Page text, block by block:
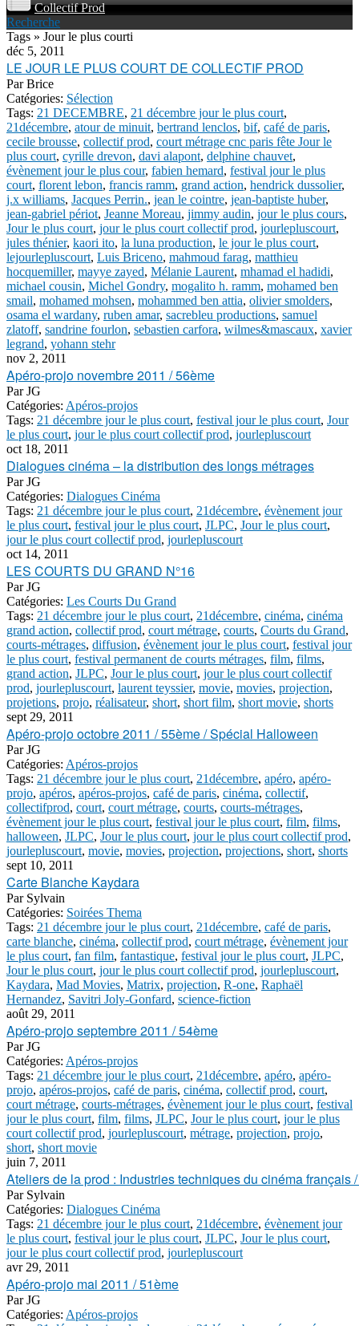
Collectif Prod
Recherche
Tags » Jour le plus courti
déc 5, 2011
LE JOUR LE PLUS COURT DE COLLECTIF PROD
ParBrice
Catégories: Sélection
Tags: 21 DECEMBRE, 21 décembre jour le plus court,
21décembre, atour de minuit, bertrand lenclos, bif, café de paris,
cecile brousse, collectif prod, court métrage cnc paris fête Jour le
plus court, cyrille drevon, davi alapont, delphine chauvet,
évènement jour le plus cour, fabien hemard, festival jour le plus
court, florent lebon, francis ramm, grand action, hendrick dussolier,
j.x williams, Jacques Perrin., jean le cointre, jean-baptiste huber,
jean-gabriel périot, Jeanne Moreau, jimmy audin, jour le plus cours,
Jour le plus court, jour le plus court collectif prod, jourlepluscourt,
jules thénier, kaori ito, la luna production, le jour le plus court,
lejourlepluscourt, Luis Briceno, mahmoud farag, matthieu
hocquemiller, mayye zayed, Mélanie Laurent, mhamad el hadidi,
michael cousin, Michel Gondry, mogalito h. ramm, mohamed ben
smail, mohamed mohsen, mohammed ben attia, olivier smolders,
osama el wardany, ruben amar, sacrebleu productions, samuel
zlatoff, sandrine fourlon, sebastien carfora, wilmes&mascaux, xavier
legrand, yohann stehr
nov 2, 2011
Apéro-projo novembre 2011 / 56ème
ParJG
Catégories: Apéros-projos
Tags: 21 décembre jour le plus court, festival jour le plus court, Jour
le plus court, jour le plus court collectif prod, jourlepluscourt
oct 18, 2011
Dialogues cinéma – la distribution des longs métrages
ParJG
Catégories: Dialogues Cinéma
Tags: 21 décembre jour le plus court, 21décembre, évènement jour
le plus court, festival jour le plus court, JLPC, Jour le plus court,
jour le plus court collectif prod, jourlepluscourt
oct 14, 2011
LES COURTS DU GRAND N°16
ParJG
Catégories: Les Courts Du Grand
Tags: 21 décembre jour le plus court, 21décembre, cinéma, cinéma
grand action, collectif prod, court métrage, courts, Courts du Grand,
courts-métrages, diffusion, évènement jour le plus court, festival jour
le plus court, festival permanent de courts métrages, film, films,
grand action, JLPC, Jour le plus court, jour le plus court collectif
prod, jourlepluscourt, laurent teyssier, movie, movies, projection,
projetions, projo, réalisateur, short, short film, short movie, shorts
sept 29, 2011
Apéro-projo octobre 2011 / 55ème / Spécial Halloween
ParJG
Catégories: Apéros-projos
Tags: 21 décembre jour le plus court, 21décembre, apéro, apéro-
projo, apéros, apéros-projos, café de paris, cinéma, collectif,
collectifprod, court, court métrage, courts, courts-métrages,
évènement jour le plus court, festival jour le plus court, film, films,
halloween, JLPC, Jour le plus court, jour le plus court collectif prod,
jourlepluscourt, movie, movies, projection, projections, short, shorts
sept 10, 2011
Carte Blanche Kaydara
ParSylvain
Catégories: Soirées Thema
Tags: 21 décembre jour le plus court, 21décembre, café de paris,
carte blanche, cinéma, collectif prod, court métrage, évènement jour
le plus court, fan film, fantastique, festival jour le plus court, JLPC,
Jour le plus court, jour le plus court collectif prod, jourlepluscourt,
Kaydara, Mad Movies, Matrix, projection, R-one, Raphaël
Hernandez, Savitri Joly-Gonfard, science-fiction
août 29, 2011
Apéro-projo septembre 2011 / 54ème
ParJG
Catégories: Apéros-projos
Tags: 21 décembre jour le plus court, 21décembre, apéro, apéro-
projo, apéros-projos, café de paris, cinéma, collectif prod, court,
court métrage, courts-métrages, évènement jour le plus court, festival
jour le plus court, film, films, JLPC, Jour le plus court, jour le plus
court collectif prod, jourlepluscourt, métrage, projection, projo,
short, short movie
juin 7, 2011
Ateliers de la prod : Industries techniques du cinéma français
ParSylvain
Catégories: Dialogues Cinéma
Tags: 21 décembre jour le plus court, 21décembre, évènement jour
le plus court, festival jour le plus court, JLPC, Jour le plus court,
jour le plus court collectif prod, jourlepluscourt
avr 29, 2011
Apéro-projo mai 2011 / 51ème
ParJG
Catégories: Apéros-projos